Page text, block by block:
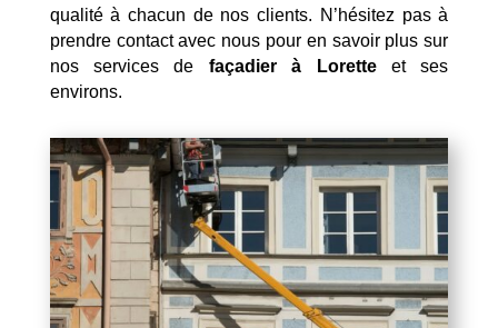
qualité à chacun de nos clients. N’hésitez pas à
prendre contact avec nous pour en savoir plus sur
nos services de façadier à Loretteet ses
environs.